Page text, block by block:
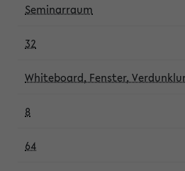
Seminarraum
32
Whiteboard, Fenster,
8
64